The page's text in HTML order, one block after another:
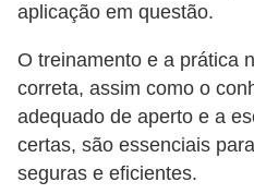
aplicação em questão.
O treinamento e a prática
correta, assim como o
adequado de aperto e a
certas, são essenciais
seguras e eficientes.
a
e
l
e
t
r